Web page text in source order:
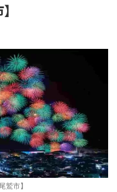
鷲市】